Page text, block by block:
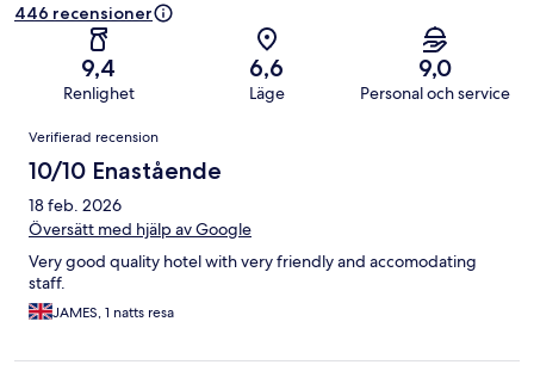
446 recensioner
9,4
Renlighet
6,6
Läge
9,0
Personal och service
Recensioner
Verifierad recension
10/10 Enastående
18 feb. 2026
Översätt med hjälp av Google
Very good quality hotel with very friendly and accomodating
staff.
JAMES, 1 natts resa